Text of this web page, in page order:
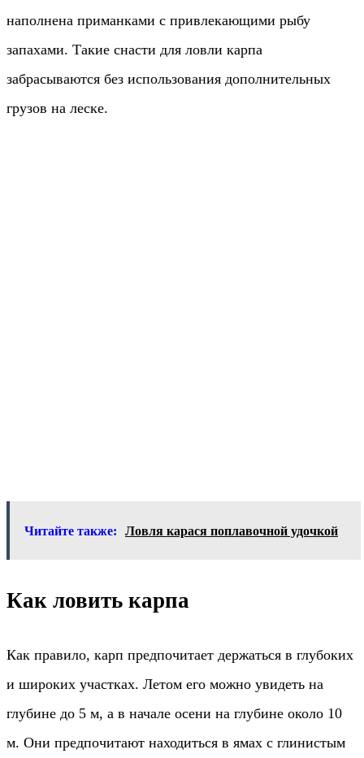
наполнена приманками с привлекающими рыбу
запахами. Такие снасти для ловли карпа
забрасываются без использования дополнительных
грузов на леске.
Читайте также: Ловля карася поплавочной удочкой
Как ловить карпа
Как правило, карп предпочитает держаться в глубоких
и широких участках. Летом его можно увидеть на
глубине до 5 м, а в начале осени на глубине около 10
м. Они предпочитают находиться в ямах с глинистым